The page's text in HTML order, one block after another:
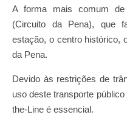
A forma mais comum
(Circuito da Pena), que
estação, o centro histórico,
da Pena.
Devido às restrições de
uso deste transporte
the-Line é essencial.